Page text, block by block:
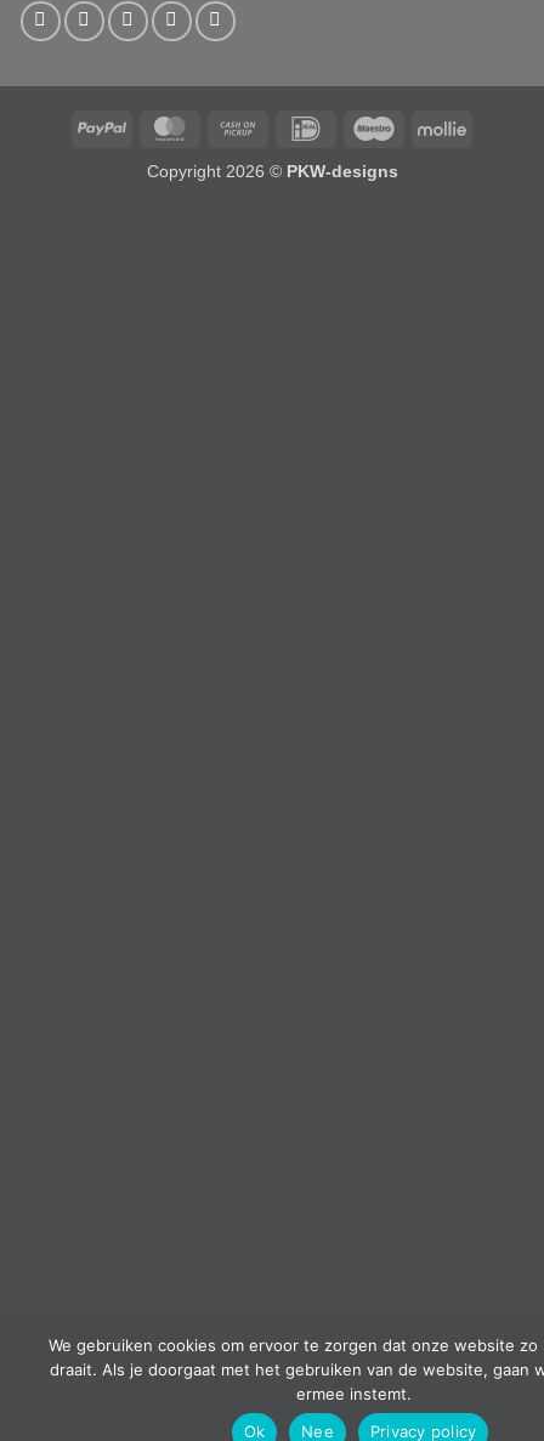
PayPal MasterCardCash
Pickup
IDeal Maestro Mollie
Copyright 2026 © PKW-designs
We gebruiken cookies om ervoor te zorgen dat onze website zo
draait. Als je doorgaat met het gebruiken van de website, gaan
ermee instemt.
Ok
Nee Privacy policy